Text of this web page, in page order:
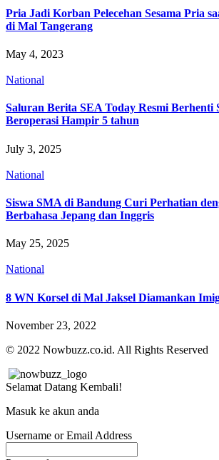
Pria Jadi Korban Pelecehan Sesama Pria
di Mal Tangerang
May 4, 2023
National
Saluran Berita SEA Today Resmi Berhenti
Beroperasi Hampir 5 tahun
July 3, 2025
National
Siswa SMA di Bandung Curi Perhatian
Berbahasa Jepang dan Inggris
May 25, 2025
National
8 WN Korsel di Mal Jaksel Diamankan
November 23, 2022
© 2022 Nowbuzz.co.id. All Rights Reserved
Selamat Datang Kembali!
Masuk ke akun anda
Username or Email Address